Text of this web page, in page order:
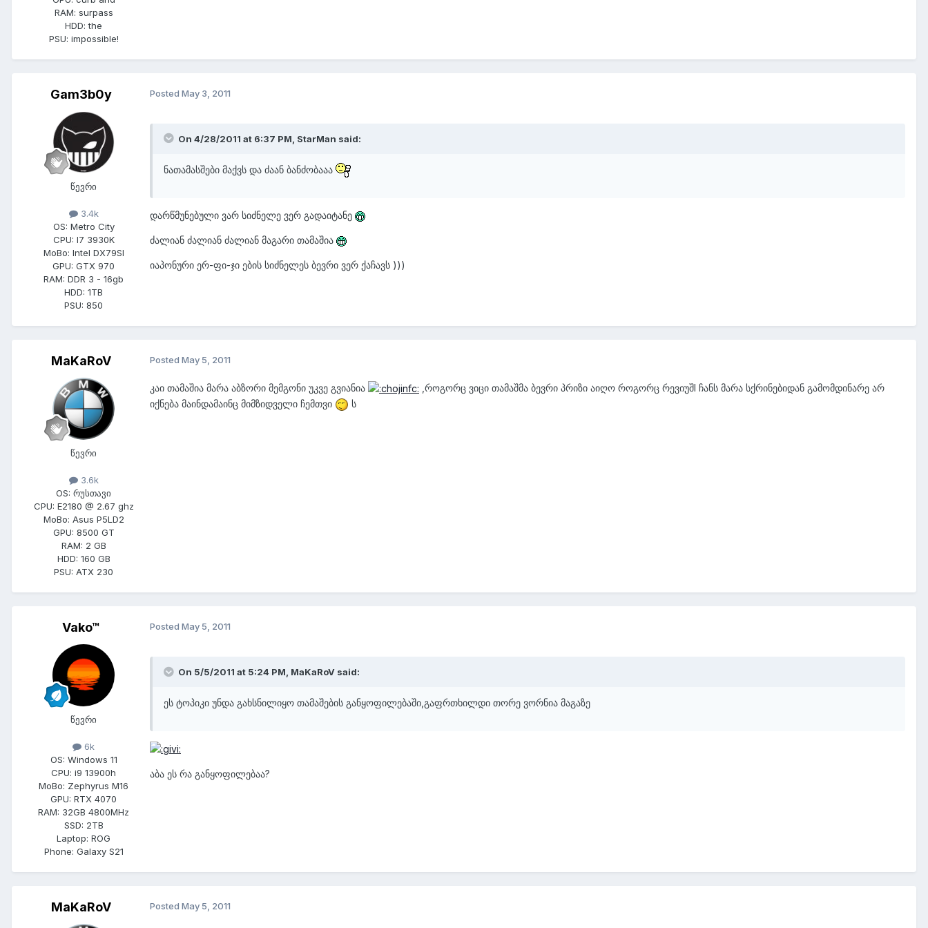
RAM: surpass
HDD:the
PSU: impossible!
Gam3b0y
წევრი
3.4k
OS: Metro City
CPU: I7 3930K
MoBo: Intel DX79SI
GPU: GTX 970
RAM: DDR 3 - 16gb
HDD: 1TB
PSU: 850
Posted May 3, 2011
On 4/28/2011 at 6:37 PM, StarMan said:
ნათამასშები მაქვს და ძაან ბანძობააა
დარწმუნებული ვარ სიძნელე ვერ გადაიტანე
ძალიან ძალიან ძალიან მაგარი თამაშია
იაპონური ერ-ფი-ჯი ების სიძნელეს ბევრი ვერ ქაჩავს )))
MaKaRoV
წევრი
3.6k
OS: რუსთავი
CPU: E2180 @ 2.67 ghz
MoBo: Asus P5LD2
GPU: 8500 GT
RAM: 2 GB
HDD: 160 GB
PSU: ATX 230
Posted May 5, 2011
კაი თამაშია მარა აბზორი მემგონი უკვე გვიანია
,როგორც ვიცი თამაშმა ბევრი პრიზი აიღო როგორც რევიუშI ჩანს მარა სქრინებიდან გამომდინარე არ
იქნება მაინდამაინც მიმზიდველი ჩემთვი
ს
Vako™
წევრი
6k
OS: Windows 11
CPU: i9 13900h
MoBo: Zephyrus M16
GPU: RTX 4070
RAM: 32GB 4800MHz
SSD: 2TB
Laptop: ROG
Phone: Galaxy S21
Posted May 5, 2011
On 5/5/2011 at 5:24 PM, MaKaRoV said:
ეს ტოპიკი უნდა გახსნილიყო თამაშების განყოფილებაში,გაფრთხილდი თორე ვორნია მაგაზე
აბა ეს რა განყოფილებაა?
MaKaRoV Posted May 5, 2011